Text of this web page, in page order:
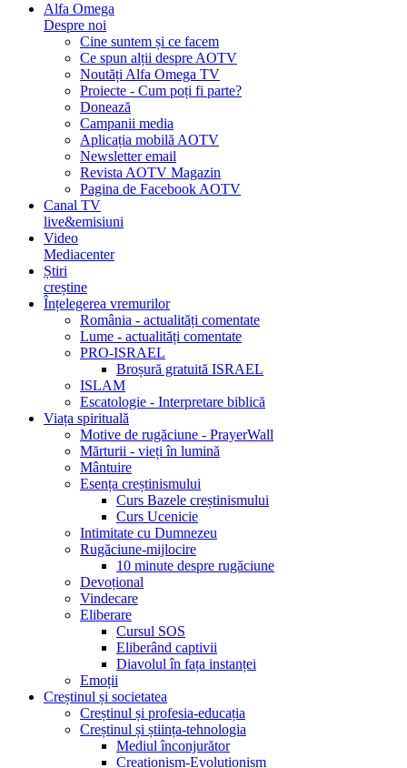
Alfa Omega
Despre noi
Cine suntem și ce facem
Ce spun alții despre AOTV
Noutăți Alfa Omega TV
Proiecte - Cum poți fi parte?
Donează
Campanii media
Aplicația mobilă AOTV
Newsletter email
Revista AOTV Magazin
Pagina de Facebook AOTV
Canal TV
live&emisiuni
Video
Mediacenter
Știri
creștine
Înțelegerea vremurilor
România - actualități comentate
Lume - actualități comentate
PRO-ISRAEL
Broșură gratuită ISRAEL
ISLAM
Escatologie - Interpretare biblică
Viața spirituală
Motive de rugăciune - PrayerWall
Mărturii - vieți în lumină
Mântuire
Esența creștinismului
Curs Bazele creștinismului
Curs Ucenicie
Intimitate cu Dumnezeu
Rugăciune-mijlocire
10 minute despre rugăciune
Devoțional
Vindecare
Eliberare
Cursul SOS
Eliberând captivii
Diavolul în fața instanței
Emoții
Creștinul și societatea
Creștinul și profesia-educația
Creștinul și știința-tehnologia
Mediul înconjurător
Creaționism-Evoluționism